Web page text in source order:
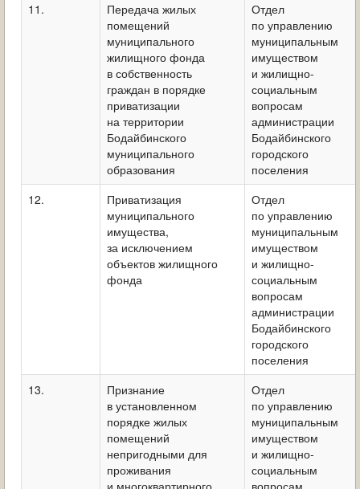
11.
Передача жилых
помещений
муниципального
жилищного фонда
в собственность
граждан в порядке
приватизации
на территории
Бодайбинского
муниципального
образования
Отдел
по управлению
муниципальным
имуществом
и жилищно-
социальным
вопросам
администрации
Бодайбинского
городского
поселения
12.
Приватизация
муниципального
имущества,
за исключением
объектов жилищного
фонда
Отдел
по управлению
муниципальным
имуществом
и жилищно-
социальным
вопросам
администрации
Бодайбинского
городского
поселения
13.
Признание
в установленном
порядке жилых
помещений
непригодными для
проживания
и многоквартирного
Отдел
по управлению
муниципальным
имуществом
и жилищно-
социальным
вопросам